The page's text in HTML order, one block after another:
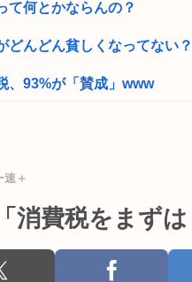
て何とかならんの？
どんどん貧しくなってない
、93%が「賛成」www
のAIの脱走が相次ぐ。今度は
ます
速＋
消費税をまず